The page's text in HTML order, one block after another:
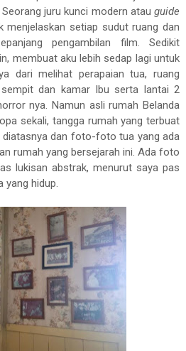
juru kunci modern atauguide
menjelaskan setiap sudut ruang dan
pengambilan film. Sedikit
membuat aku lebih sedap lagi untuk
dari melihat perapaian tua, ruang
dan kamar Ibu serta lantai 2
nya. Namun asli rumah Belanda
sekali, tangga rumah yang terbuat
diatasnya dan foto-foto tua yang ada
rumah yang bersejarah ini. Ada foto
lukisan abstrak, menurut saya pas
yang hidup.